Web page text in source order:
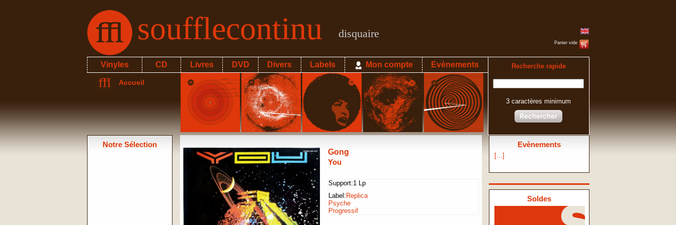
soufflecontinu disquaire
Panier vide
Vinyles CD Livres DVD Divers Labels Mon compte Evènements Recherche rapide
3 caractères minimum
Rechercher
Accueil
Evènements
[...]
Soldes
Notre Sélection
Gong
You
Support:1 Lp
Label: Replica
Psyche
Progressif